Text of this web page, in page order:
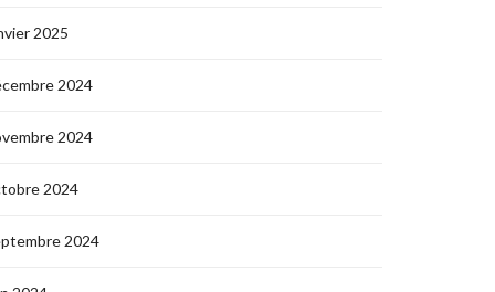
2025
2024
2024
2024
2024